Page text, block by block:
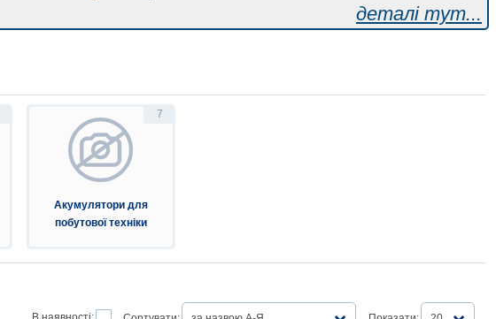
деталі тут...
7
Акумулятори для
побутової техніки